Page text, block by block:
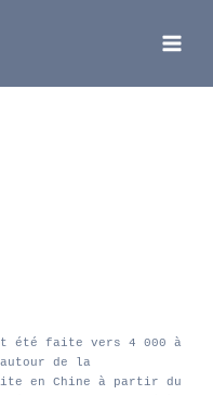
Main
Menu
été faite vers 4 000 à
de la
en Chine à partir du